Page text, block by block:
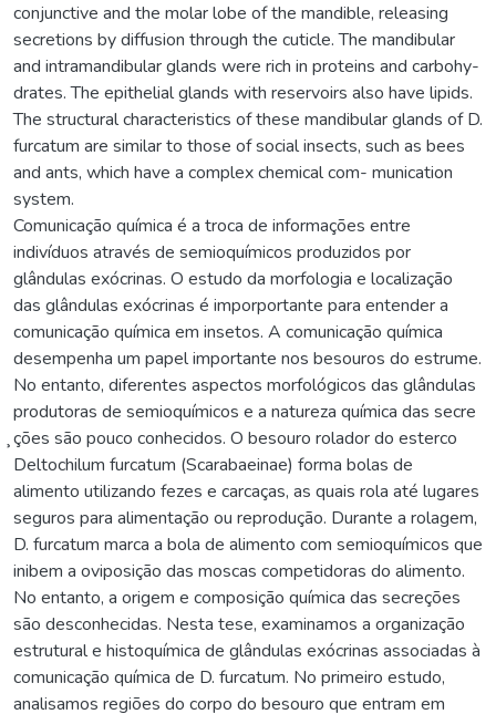
conjunctive and the molar lobe of the mandible, releasing
secretions by diffusion through the cuticle. The mandibular
and intramandibular glands were rich in proteins and carbohy-
drates. The epithelial glands with reservoirs also have lipids.
The structural characteristics of these mandibular glands of D.
furcatum are similar to those of social insects, such as bees
and ants, which have a complex chemical com- munication
system.
Comunicação química é a troca de informações entre
indivíduos através de semioquímicos produzidos por
glândulas exócrinas. O estudo da morfologia e localização
das glândulas exócrinas é imporportante para entender a
comunicação química em insetos. A comunicação química
desempenha um papel importante nos besouros do estrume.
No entanto, diferentes aspectos morfológicos das glândulas
produtoras de semioquímicos e a natureza química das secre
̧ções são pouco conhecidos. O besouro rolador do esterco
Deltochilum furcatum (Scarabaeinae) forma bolas de
alimento utilizando fezes e carcaças, as quais rola até lugares
seguros para alimentação ou reprodução. Durante a rolagem,
D. furcatum marca a bola de alimento com semioquímicos que
inibem a oviposição das moscas competidoras do alimento.
No entanto, a origem e composição química das secreções
são desconhecidas. Nesta tese, examinamos a organização
estrutural e histoquímica de glândulas exócrinas associadas à
comunicação química de D. furcatum. No primeiro estudo,
analisamos regiões do corpo do besouro que entram em